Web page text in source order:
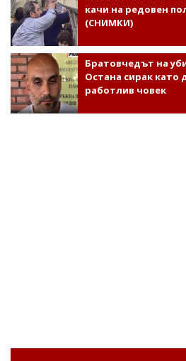
качи на редовен
(СНИМКИ)
Братовчедът на
Остана сирак като
работлив човек